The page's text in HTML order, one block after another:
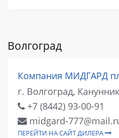
Волгоград
Компания МИДГАРД
г. Волгоград,
+7 (8442) 93-00-91
midgard-
ПЕРЕЙТИ НА САЙТ ДИЛЕРА